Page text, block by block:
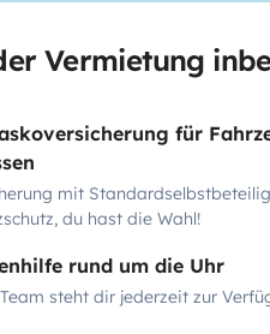
Vermietung
für
mit
du hast die Wahl!
rund um die Uhr
steht dir jederzeit zur